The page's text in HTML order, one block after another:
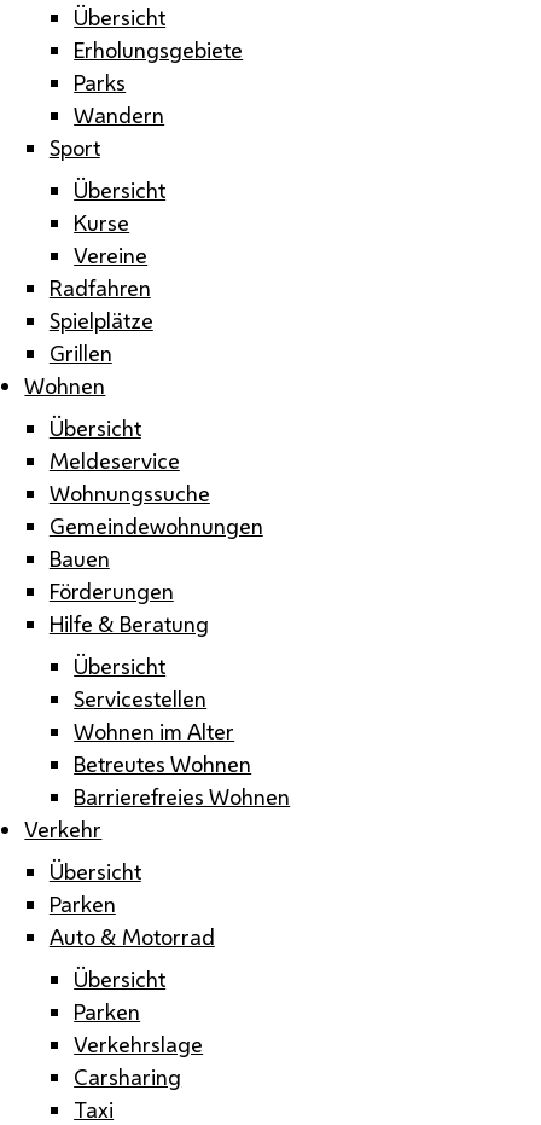
Übersicht
Erholungsgebiete
Parks
Wandern
Sport
Übersicht
Kurse
Vereine
Radfahren
Spielplätze
Grillen
Wohnen
Übersicht
Meldeservice
Wohnungssuche
Gemeindewohnungen
Bauen
Förderungen
Hilfe & Beratung
Übersicht
Servicestellen
Wohnen im Alter
Betreutes Wohnen
Barrierefreies Wohnen
Verkehr
Übersicht
Parken
Auto & Motorrad
Übersicht
Parken
Verkehrslage
Carsharing
Taxi